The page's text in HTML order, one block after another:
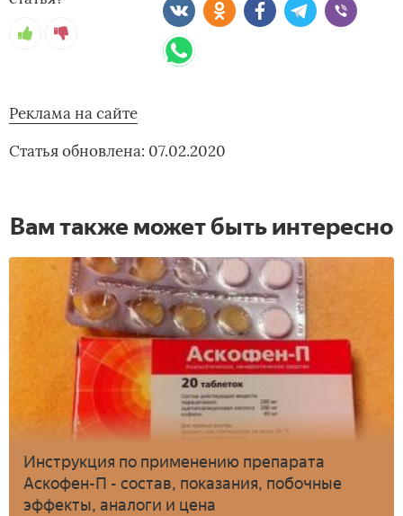
Реклама на сайте
Статья обновлена: 07.02.2020
Вам также может быть интересно
Инструкция по применению препарата
Аскофен-П - состав, показания, побочные
эффекты, аналоги и цена